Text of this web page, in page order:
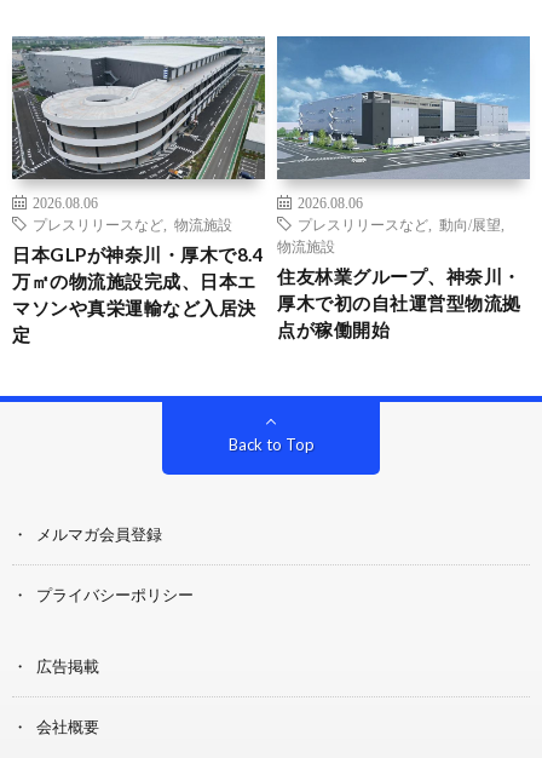
2026.08.06
プレスリリースなど
物流施設
日本GLPが神奈川・厚木で8.4
万㎡の物流施設完成、日本エ
マソンや真栄運輸など入居決
定
2026.08.06
プレスリリースなど
動向/展望
物流施設
住友林業グループ、神奈川・
厚木で初の自社運営型物流拠
点が稼働開始
Back to Top
メルマガ会員登録
プライバシーポリシー
広告掲載
会社概要